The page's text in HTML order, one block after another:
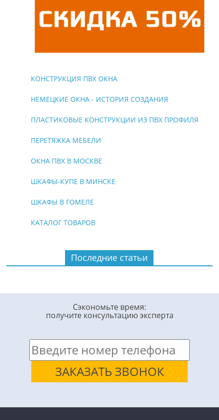
КОНСТРУКЦИЯ ПВХ ОКНА
НЕМЕЦКИЕ ОКНА - ИСТОРИЯ СОЗДАНИЯ
ПЛАСТИКОВЫЕ КОНСТРУКЦИИ ИЗ ПВХ ПРОФИЛЯ
ПЕРЕТЯЖКА МЕБЕЛИ
ОКНА ПВХ В МОСКВЕ
ШКАФЫ-КУПЕ В МИНСКЕ
ШКАФЫ В ГОМЕЛЕ
КАТАЛОГ ТОВАРОВ
Последние статьи
Сэкономьте время:
получите консультацию эксперта